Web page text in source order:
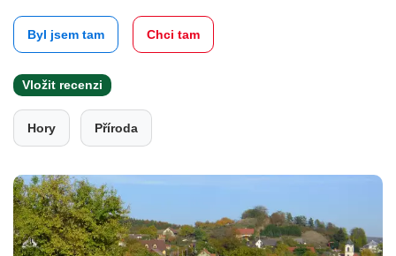
Byl jsem tam Chci tam
Vložit recenzi
Hory Příroda